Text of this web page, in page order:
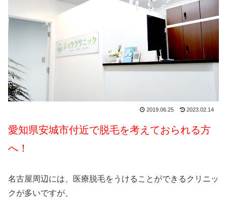
2019.06.25 2023.02.14
愛知県安城市付近で脱毛を考えておられる方
へ！
名古屋周辺には、医療脱毛をうけることができるクリニッ
クが多いですが、